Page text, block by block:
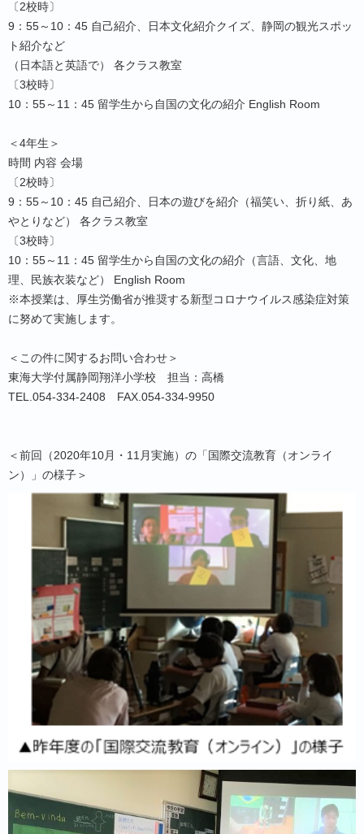
〔2校時〕
9：55～10：45 自己紹介、日本文化紹介クイズ、静岡の観光スポッ
ト紹介など
（日本語と英語で） 各クラス教室
〔3校時〕
10：55～11：45 留学生から自国の文化の紹介 English Room
＜4年生＞
時間 内容 会場
〔2校時〕
9：55～10：45 自己紹介、日本の遊びを紹介（福笑い、折り紙、あ
やとりなど） 各クラス教室
〔3校時〕
10：55～11：45 留学生から自国の文化の紹介（言語、文化、地
理、民族衣装など） English Room
※本授業は、厚生労働省が推奨する新型コロナウイルス感染症対策
に努めて実施します。
＜この件に関するお問い合わせ＞
東海大学付属静岡翔洋小学校 担当：高橋
TEL.054-334-2408 FAX.054-334-9950
＜前回（2020年10月・11月実施）の「国際交流教育（オンライ
ン）」の様子＞